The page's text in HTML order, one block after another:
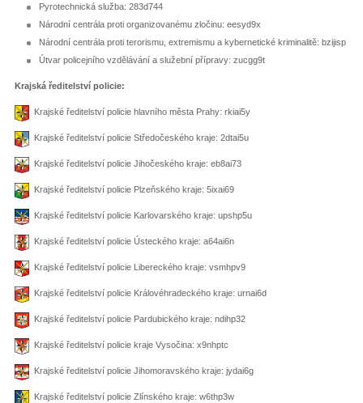
Pyrotechnická služba: 283d744
Národní centrála proti organizovanému zločinu: eesyd9x
Národní centrála proti terorismu, extremismu a kybernetické kriminalitě: bzijisp
Útvar policejního vzdělávání a služební přípravy: zucgg9t
Krajská ředitelství policie:
Krajské ředitelství policie hlavního města Prahy: rkiai5y
Krajské ředitelství policie Středočeského kraje: 2dtai5u
Krajské ředitelství policie Jihočeského kraje: eb8ai73
Krajské ředitelství policie Plzeňského kraje: 5ixai69
Krajské ředitelství policie Karlovarského kraje: upshp5u
Krajské ředitelství policie Ústeckého kraje: a64ai6n
Krajské ředitelství policie Libereckého kraje: vsmhpv9
Krajské ředitelství policie Královéhradeckého kraje: urnai6d
Krajské ředitelství policie Pardubického kraje: ndihp32
Krajské ředitelství policie kraje Vysočina: x9nhptc
Krajské ředitelství policie Jihomoravského kraje: jydai6g
Krajské ředitelství policie Zlínského kraje: w6thp3w